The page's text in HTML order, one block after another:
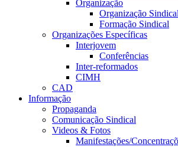
Organização
Organização Sindical
Formação Sindical
Organizações Específicas
Interjovem
Conferências
Inter-reformados
CIMH
CAD
Informação
Propaganda
Comunicação Sindical
Videos & Fotos
Manifestações/